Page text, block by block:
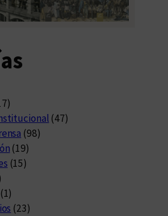
(47)
(98)
(19)
(15)
(1)
(23)